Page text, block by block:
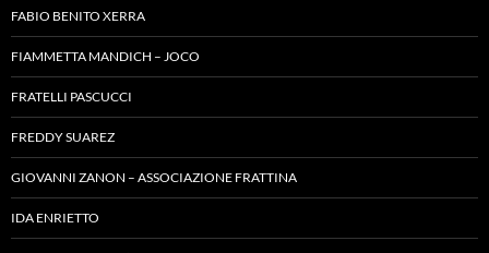
FABIO BENITO XERRA
FIAMMETTA MANDICH – JOCO
FRATELLI PASCUCCI
FREDDY SUAREZ
GIOVANNI ZANON – ASSOCIAZIONE FRATTINA
IDA ENRIETTO